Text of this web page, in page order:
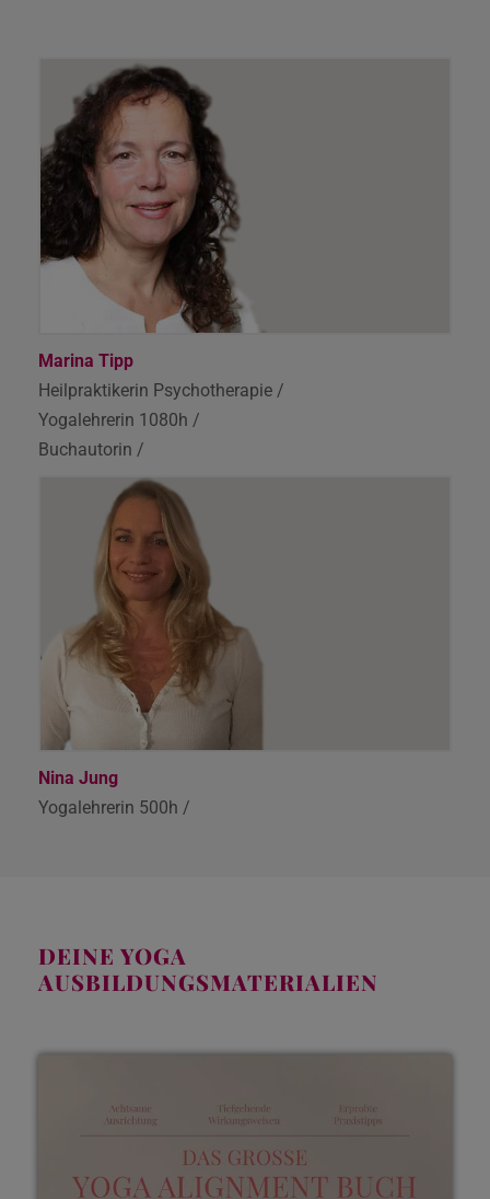
Marina Tipp
Heilpraktikerin Psychotherapie /
Yogalehrerin 1080h /
Buchautorin /
Nina Jung
Yogalehrerin 500h /
DEINE YOGA
AUSBILDUNGSMATERIALIEN